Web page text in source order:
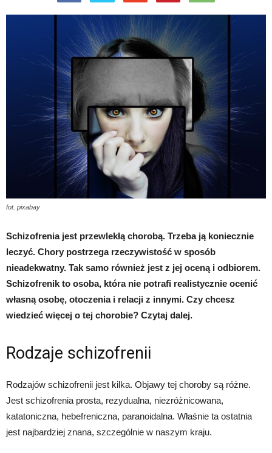
fot. pixabay
Schizofrenia jest przewlekłą chorobą. Trzeba ją koniecznie
leczyć. Chory postrzega rzeczywistość w sposób
nieadekwatny. Tak samo również jest z jej oceną i odbiorem.
Schizofrenik to osoba, która nie potrafi realistycznie ocenić
własną osobę, otoczenia i relacji z innymi. Czy chcesz
wiedzieć więcej o tej chorobie? Czytaj dalej.
Rodzaje schizofrenii
Rodzajów schizofrenii jest kilka. Objawy tej choroby są różne.
Jest schizofrenia prosta, rezydualna, niezróżnicowana,
katatoniczna, hebefreniczna, paranoidalna. Właśnie ta ostatnia
jest najbardziej znana, szczególnie w naszym kraju.